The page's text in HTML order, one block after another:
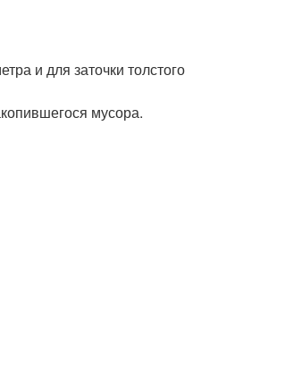
и для заточки толстого
мусора.